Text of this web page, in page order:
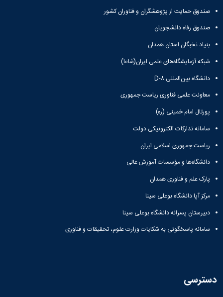
صندوق حمایت از پژوهشگران و فناوران کشور
صندوق رفاه دانشجویان
بنیاد نخبگان استان همدان
شبکه آزمایشگاه‌های علمی ایران(شاعا)
دانشگاه بین‌المللی D-۸
معاونت علمی فناوری ریاست جمهوری
پورتال امام خمینی (ره)
سامانه تدارکات الکترونیکی دولت
ریاست جمهوری اسلامی ایران
دانشگاه‌ها و مؤسسات آموزش عالی
پارک علم و فناوری همدان
مرکز آپا دانشگاه بوعلی سینا
دبیرستان پسرانه دانشگاه بوعلی سینا
سامانه پاسخگوئی به شکایات وزارت علوم، تحقیقات و فناوری
دسترسی